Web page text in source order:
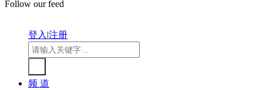
Follow our feed
登入|注册
频 道